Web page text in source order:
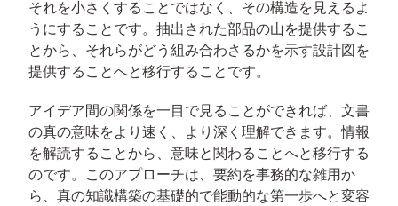
それを小さくすることではなく、その構造を見えるよ
うにすることです。抽出された部品の山を提供するこ
とから、それらがどう組み合わさるかを示す設計図を
提供することへと移行することです。
アイデア間の関係を一目で見ることができれば、文書
の真の意味をより速く、より深く理解できます。情報
を解読することから、意味と関わることへと移行する
のです。このアプローチは、要約を事務的な雑用か
ら、真の知識構築の基礎的で能動的な第一歩へと変容